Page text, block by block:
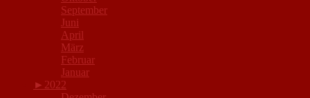
September
Juni
April
März
Februar
Januar
► 2022